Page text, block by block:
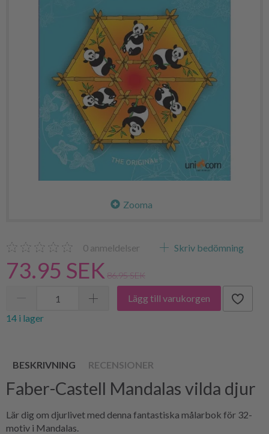
Zooma
0 anmeldelser Skriv bedömning
73.95 SEK 86.95 SEK
Lägg till varukorgen
14 i lager
BESKRIVNING RECENSIONER
Faber-Castell Mandalas vilda djur
Lär dig om djurlivet med denna fantastiska målarbok för 32-
motiv i Mandalas.